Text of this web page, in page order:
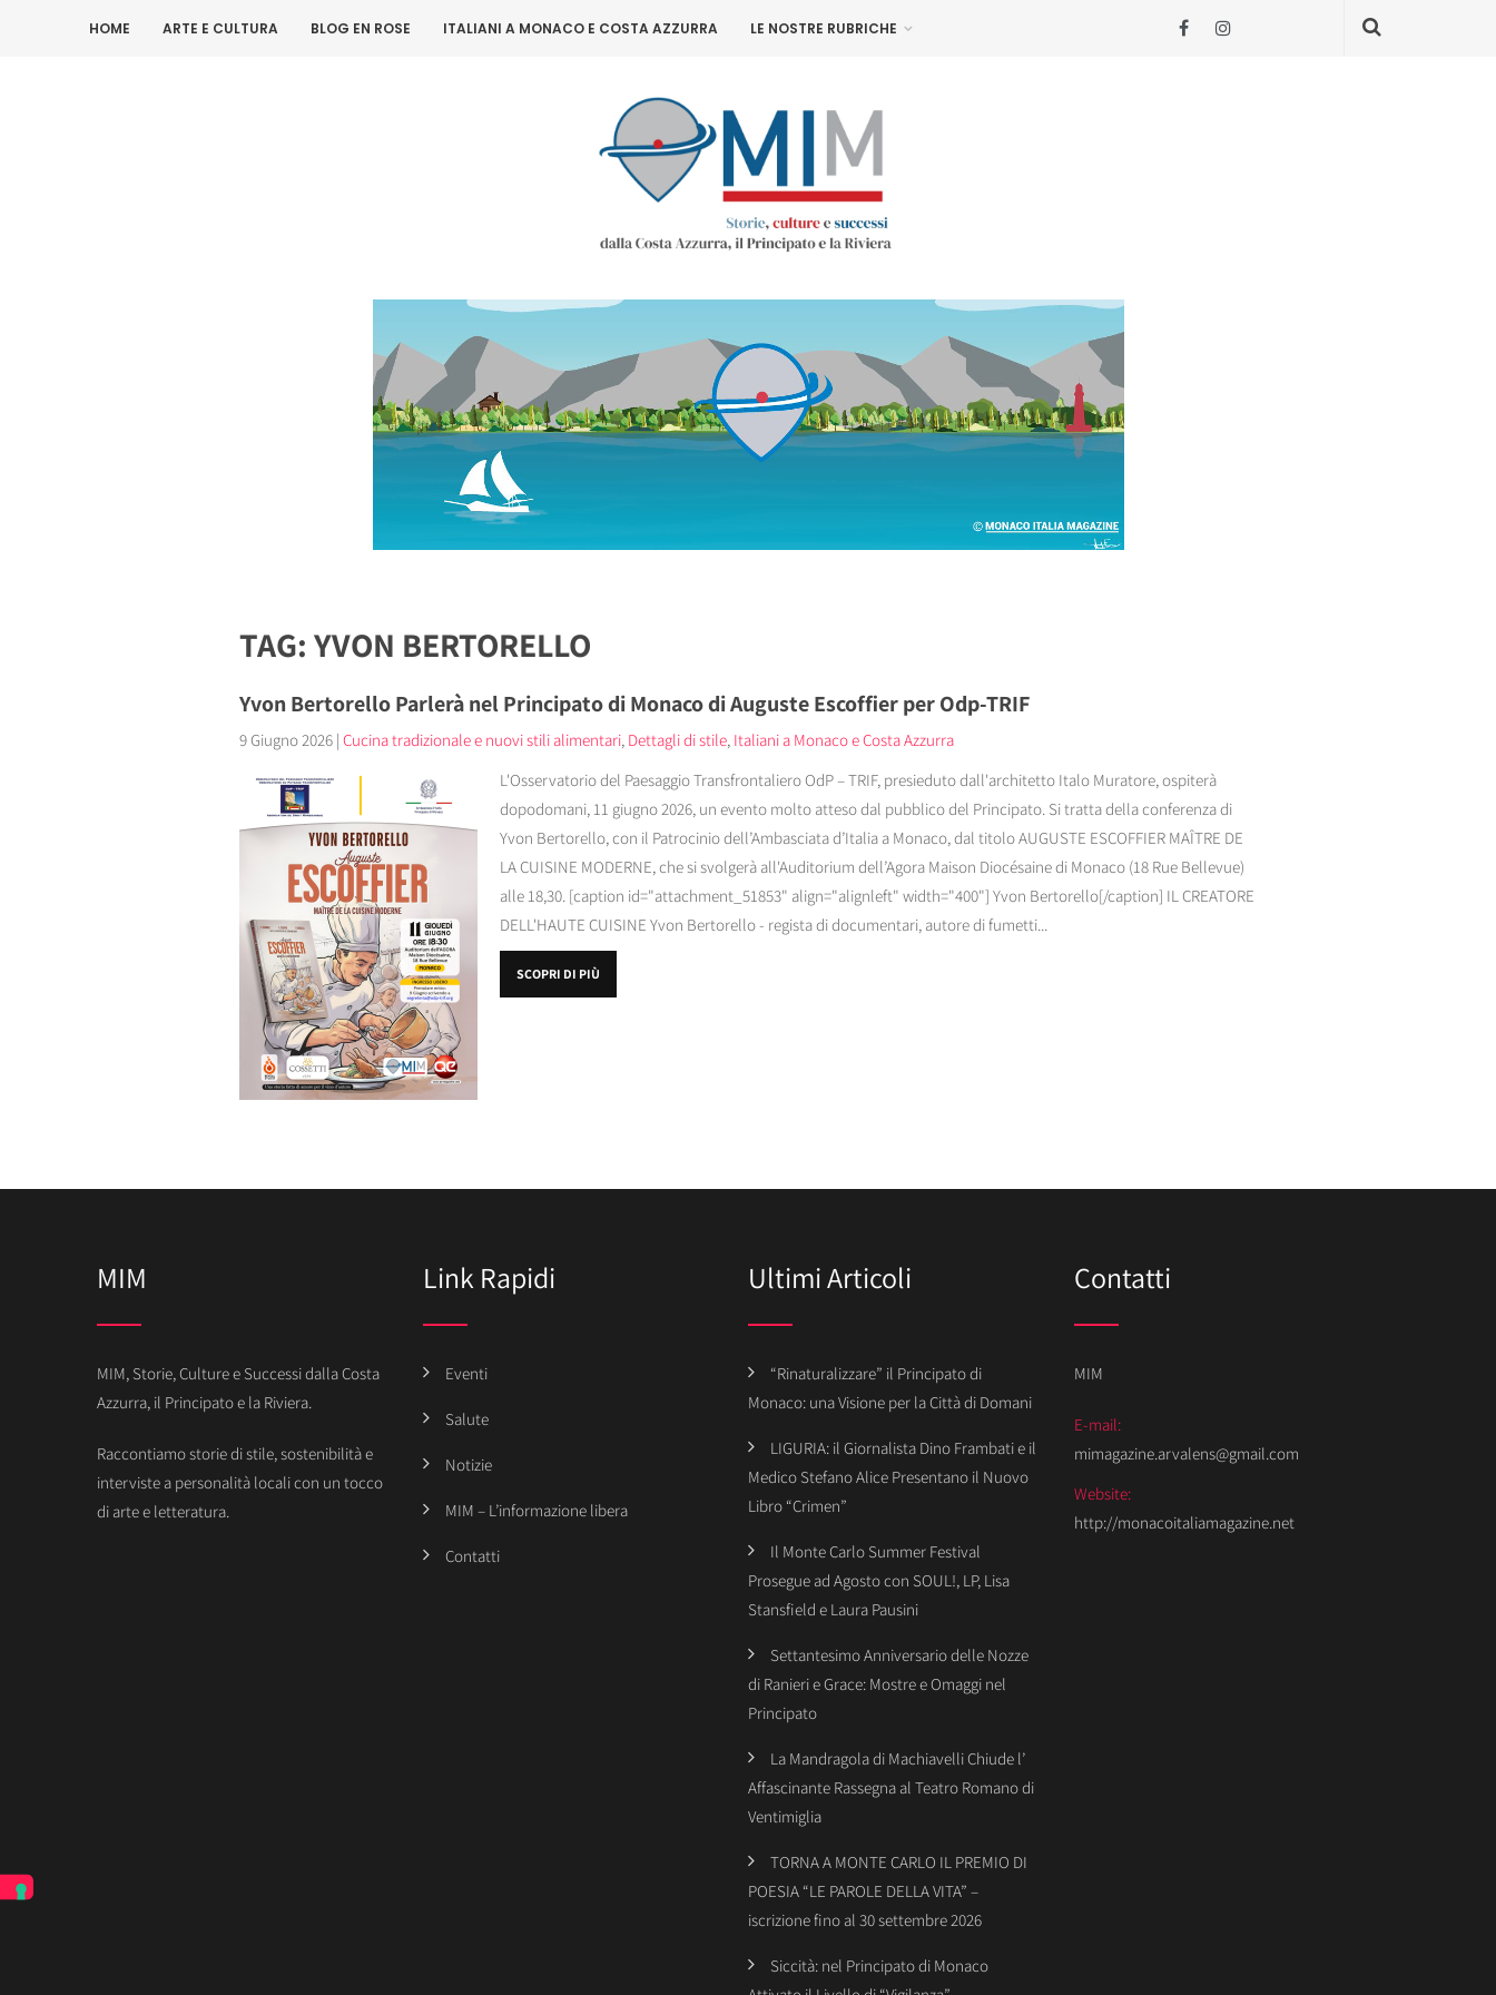
HOME ARTE E CULTURA BLOG EN ROSE ITALIANI A MONACO E COSTA AZZURRA LE NOSTRE RUBRICHE
TAG: YVON BERTORELLO
Yvon Bertorello Parlerà nel Principato di Monaco di Auguste Escoffier per Odp-TRIF
9 Giugno 2026 | Cucina tradizionale e nuovi stili alimentari, Dettagli di stile, Italiani a Monaco e Costa Azzurra
L'Osservatorio del Paesaggio Transfrontaliero OdP – TRIF, presieduto dall'architetto Italo Muratore, ospiterà
dopodomani, 11 giugno 2026, un evento molto atteso dal pubblico del Principato. Si tratta della conferenza di
Yvon Bertorello, con il Patrocinio dell’Ambasciata d’Italia a Monaco, dal titolo AUGUSTE ESCOFFIER MAÎTRE DE
LA CUISINE MODERNE, che si svolgerà all'Auditorium dell’Agora Maison Diocésaine di Monaco (18 Rue Bellevue)
alle 18,30. [caption id="attachment_51853" align="alignleft" width="400"] Yvon Bertorello[/caption] IL CREATORE
DELL'HAUTE CUISINE Yvon Bertorello - regista di documentari, autore di fumetti...
SCOPRI DI PIÙ
MIM
MIM, Storie, Culture e Successi dalla Costa
Azzurra, il Principato e la Riviera.
Raccontiamo storie di stile, sostenibilità e
interviste a personalità locali con un tocco
di arte e letteratura.
Link Rapidi
Eventi
Salute
Notizie
MIM – L’informazione libera
Contatti
Ultimi Articoli
“Rinaturalizzare” il Principato di
Monaco: una Visione per la Città di Domani
LIGURIA: il Giornalista Dino Frambati e il
Medico Stefano Alice Presentano il Nuovo
Libro “Crimen”
Il Monte Carlo Summer Festival
Prosegue ad Agosto con SOUL!, LP, Lisa
Stansfield e Laura Pausini
Settantesimo Anniversario delle Nozze
di Ranieri e Grace: Mostre e Omaggi nel
Principato
La Mandragola di Machiavelli Chiude l’
Affascinante Rassegna al Teatro Romano di
Ventimiglia
TORNA A MONTE CARLO IL PREMIO DI
POESIA “LE PAROLE DELLA VITA” –
iscrizione fino al 30 settembre 2026
Siccità: nel Principato di Monaco
Contatti
MIM
E-mail:
mimagazine.arvalens@gmail.com
Website:
http://monacoitaliamagazine.net